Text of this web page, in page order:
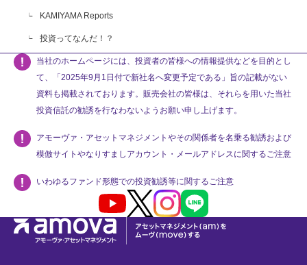
KAMIYAMA Reports
投資ってなんだ！？
当社のホームページには、投資者の皆様への情報提供などを目的とし
て、「2025年9月1日付で新社名へ変更予定である」旨の記載がない
資料も掲載されております。販売会社の皆様は、それらを用いた当社
投資信託の勧誘を行なわないようお願い申し上げます。
アモーヴァ・アセットマネジメントやその関係者を名乗る勧誘および
模倣サイトやなりすましアカウント・メールアドレスに関するご注意
いわゆるファンド形態での投資勧誘等に関するご注意
Youtube X InstagramLINE